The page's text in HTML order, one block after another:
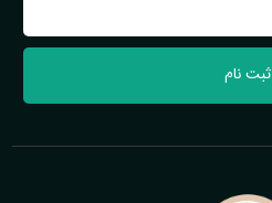
ثبت نام